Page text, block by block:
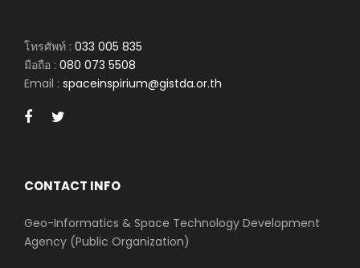
โทรศัพท์ : 033 005 835
มือถือ : 080 073 5508
Email : spaceinspirium@gistda.or.th
CONTACT INFO
Geo-Informatics & Space Technology Development
Agency (Public Organization)